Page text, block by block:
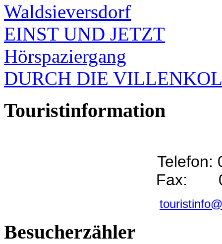
Waldsieversdorf
EINST UND JETZT
Hörspaziergang
DURCH DIE
Touristinformation
Telefon:
Fax:
Besucherzähler